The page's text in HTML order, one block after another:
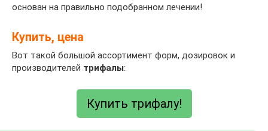
основан на правильно подобранном лечении!
Купить, цена
Вот такой большой ассортимент форм, дозировок и
производителей трифалы:
Купить трифалу!